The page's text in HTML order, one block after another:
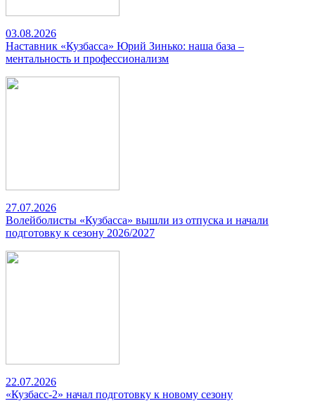
03.08.2026
Наставник «Кузбасса» Юрий Зинько: наша база –
ментальность и профессионализм
27.07.2026
Волейболисты «Кузбасса» вышли из отпуска и начали
подготовку к сезону 2026/2027
22.07.2026
«Кузбасс-2» начал подготовку к новому сезону